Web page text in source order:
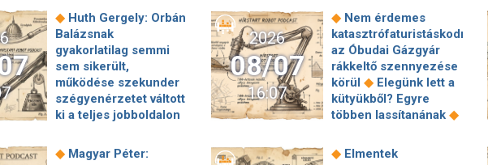
◆ Huth Gergely: Orbán
Balázsnak
gyakorlatilag semmi
sem sikerült,
működése szekunder
szégyenérzetet váltott
ki a teljes jobboldalon
polgármestere szerint
2026
08/07
16:07
◆ Nem érdemes
katasztrófaturistáskodni
az Óbudai Gázgyár
rákkeltő szennyezése
körül ◆ Elegünk lett a
kütyükből? Egyre
többen lassítanának ◆
gyári böngészőjében
◆ Magyar Péter:
◆ Elmentek